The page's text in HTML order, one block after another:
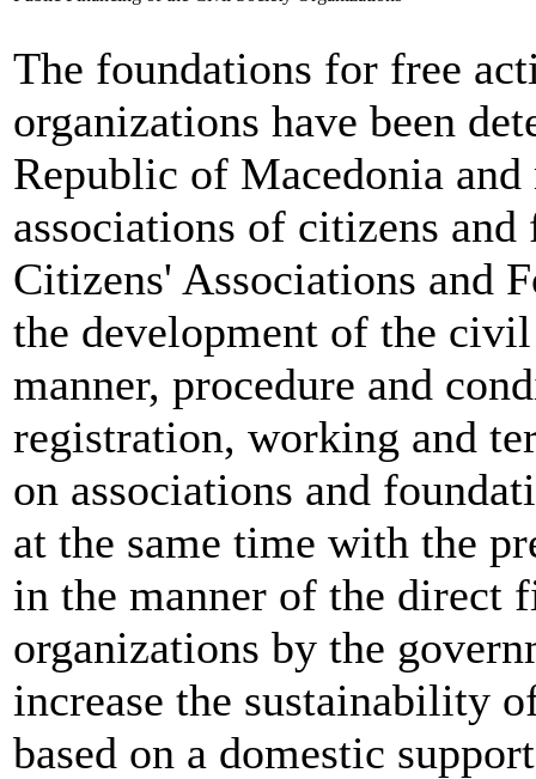
The foundations for free
organizations have been
Republic of Macedonia
associations of citizens
Citizens' Associations and
the development of the
manner, procedure and
registration, working and
on associations and
at the same time with the
in the manner of the direct
organizations by the
increase the sustainability
based on a domestic